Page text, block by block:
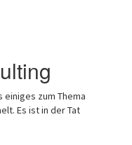
einiges zum Thema
Es ist in der Tat